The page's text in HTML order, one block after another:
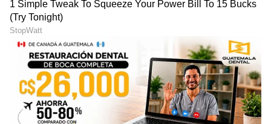
ಶೇ.50 ರಿಂದ ಶೇ.18 ಕ್ಕೆ TAX ಇಳಿಕೆ: ಮೋದಿ-
ಟ್ರಂಪ್ ಐತಿಹಾಸಿಕ ಒಪ್ಪಂದ | India US
Trade Deal | Party Rounds